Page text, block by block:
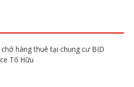
hàng thuê tại chung cư BID
Tố Hữu